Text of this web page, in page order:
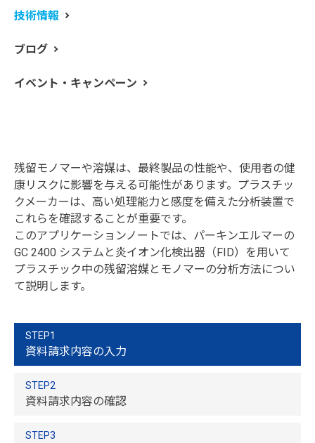
技術情報
ブログ
イベント・キャンペーン
材料、断熱材など、私たちの身の回りで広く用いられて
クが使用されていますが、プラスチックの製造には、モ
造工程では、使用したすべてのモノマーをポリマーの形
残留モノマーや溶媒は、最終製品の性能や、使用者の健
康リスクに影響を与える可能性があります。プラスチッ
クメーカーは、高い処理能力と感度を備えた分析装置で
これらを確認することが重要です。
このアプリケーションノートでは、パーキンエルマーの
GC 2400 システムと炎イオン化検出器（FID）を用いて
プラスチック中の残留溶媒とモノマーの分析方法につい
て説明します。
STEP1
資料請求内容の入力
STEP2
資料請求内容の確認
STEP3